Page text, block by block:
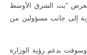
“بت الشرق الأوسط
إلى جانب مسؤولين من
بدعم رؤية الوزارة